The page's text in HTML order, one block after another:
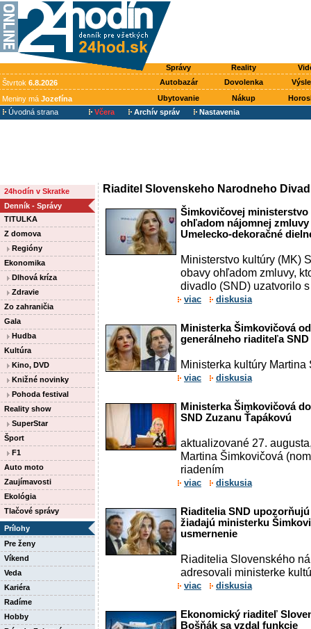
Správy Reality
Štvrtok 6.8.2026 Autobazár Dovolenka
Meniny má Jozefína Ubytovanie Nákup
Úvodná strana
Včera Archív správ Nastavenia
24hodín v Skratke
Denník - Správy
TITULKA
Z domova
Regióny
Ekonomika
Dlhová kríza
Zdravie
Zo zahraničia
Gala
Hudba
Kultúra
Kino, DVD
Knižné novinky
Pohoda festival
Reality show
SuperStar
Šport
F1
Auto moto
Zaujímavosti
Ekológia
Tlačové správy
Prílohy
Pre ženy
Víkend
Veda
Kariéra
Radíme
Hobby
Riaditel Slovenskeho Narodneho
Šimkovičovej
ohľadom nájomnej
Umelecko-dekoračné
Ministerstvo kultúry (MK)
obavy ohľadom zmluvy,
divadlo (SND) uzatvorilo s
viac diskusia
Ministerka Šimkovičová
generálneho riaditeľa SND
Ministerka kultúry
viac diskusia
Ministerka Šimkovičová
SND Zuzanu Ťapákovú
aktualizované 27.
Martina Šimkovičová
riadením
viac diskusia
Riaditelia SND
žiadajú ministerku
usmernenie
Riaditelia Slovenského
adresovali ministerke
viac diskusia
Ekonomický riaditeľ
Bošňák sa vzdal funkcie